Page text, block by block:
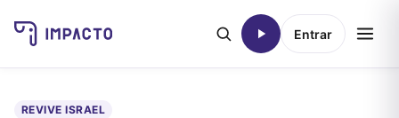
Entrar
REVIVE ISRAEL